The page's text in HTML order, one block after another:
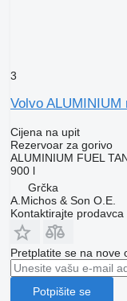
3
Volvo
Cijena na upit
Rezervoar za gorivo
ALUMINIUM FUEL
900 l
Grčka
A.Michos & Son O.E.
Kontaktirajte prodavca
Pretplatite se na nove
Potpišite se